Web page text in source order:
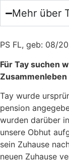
Mehr über
PS FL, geb: 08/
Für Tay suchen
Tay wur­de
pen­si­on
wur­den dar­über
unse­re Obhut
sein Zuhau­se
neu­en Zuhau­se